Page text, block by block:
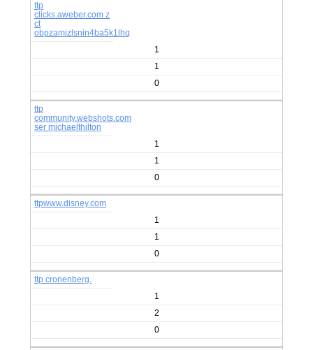
ttp
clicks.aweber.com z
ct
obpzamizlsnin4ba5k1lhq
1
1
0
ttp
community.webshots.com
ser michaelthilton
1
1
0
ttpwww.disney.com
1
1
0
ttp cronenberg.
1
2
0